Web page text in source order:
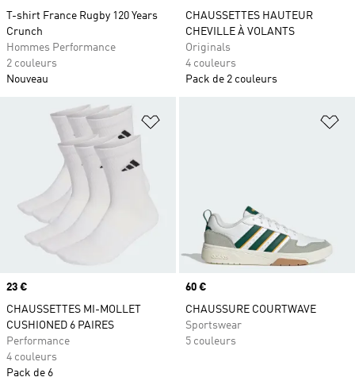
T-shirt France Rugby 120 Years
Crunch
Hommes Performance
2 couleurs
Nouveau
CHAUSSETTES HAUTEUR
CHEVILLE À VOLANTS
Originals
4 couleurs
Pack de 2 couleurs
Ajouter à la Liste de produits
Prix
23 €
CHAUSSETTES MI-MOLLET
CUSHIONED 6 PAIRES
Performance
4 couleurs
Pack de 6
Prix
60 €
CHAUSSURE COURTWAVE
Sportswear
5 couleurs